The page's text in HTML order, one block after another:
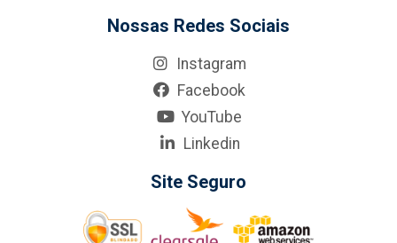
Nossas Redes Sociais
Instagram
Facebook
YouTube
Linkedin
Site Seguro